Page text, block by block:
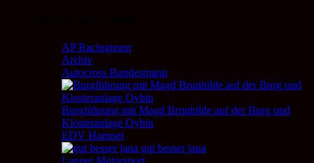
AP Racingteam
Archiv
Autocross Bundesmann
Burgführung mit Magd Brunhilde auf der Burg und
Klosteranlage Oybin
EDV Haensel
gut besser jana
Langer Motorsport